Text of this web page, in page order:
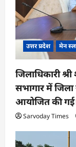
उत्तर प्रदेश मेन
जिलाधिकारी
सभागार में
आयोजित की
Sarvoday Times